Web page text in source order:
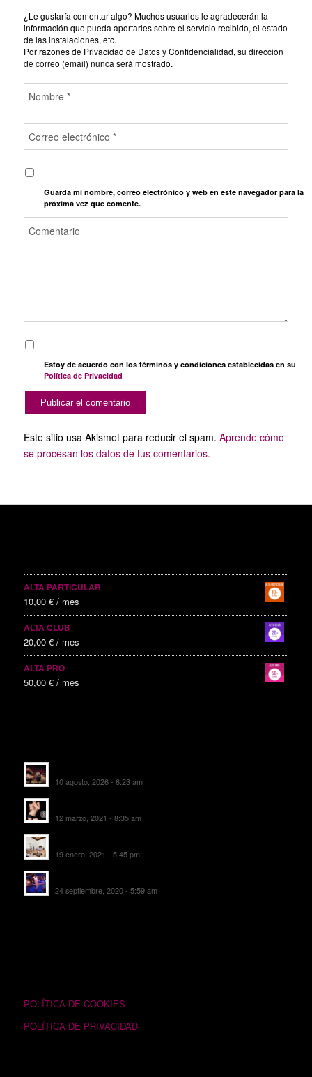
¿Le gustaría comentar algo? Muchos usuarios le agradecerán la
información que pueda aportarles sobre el servicio recibido, el estado
de las instalaciones, etc.
Por razones de Privacidad de Datos y Confidencialidad, su dirección
de correo (email) nunca será mostrado.
Guarda mi nombre, correo electrónico y web en este navegador para la
próxima vez que comente.
Estoy de acuerdo con los términos y condiciones establecidas en su
Política de Privacidad
Este sitio usa Akismet para reducir el spam. Aprende cómo
se procesan los datos de tus comentarios.
ALTA PARTICULAR
10,00 € / mes
ALTA CLUB
20,00 € / mes
ALTA PRO
50,00 € / mes
10 agosto, 2026 - 6:23 am
12 marzo, 2021 - 8:35 am
19 enero, 2021 - 5:45 pm
24 septiembre, 2020 - 5:59 am
POLÍTICA DE COOKIES
POLÍTICA DE PRIVACIDAD